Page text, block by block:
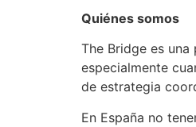
Quiénes somos
The Bridge es
especialmente
de estrategia
En España no